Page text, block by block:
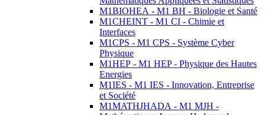
M1BIOHEA - M1 BH - Biologie et Santé
M1CHEINT - M1 CI - Chimie et
Interfaces
M1CPS - M1 CPS - Système Cyber
Physique
M1HEP - M1 HEP - Physique des Hautes
Energies
M1IES - M1 IES - Innovation, Entreprise
et Société
M1MATHJHADA - M1 MJH -